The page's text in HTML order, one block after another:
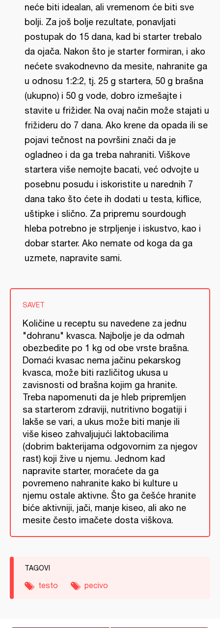
neće biti idealan, ali vremenom će biti sve
bolji. Za još bolje rezultate, ponavljati
postupak do 15 dana, kad bi starter trebalo
da ojača. Nakon što je starter formiran, i ako
nećete svakodnevno da mesite, nahranite ga
u odnosu 1:2:2, tj. 25 g startera, 50 g brašna
(ukupno) i 50 g vode, dobro izmešajte i
stavite u frižider. Na ovaj način može stajati u
frižideru do 7 dana. Ako krene da opada ili se
pojavi tečnost na površini znači da je
ogladneo i da ga treba nahraniti. Viškove
startera više nemojte bacati, već odvojte u
posebnu posudu i iskoristite u narednih 7
dana tako što ćete ih dodati u testa, kiflice,
uštipke i slično. Za pripremu sourdough
hleba potrebno je strpljenje i iskustvo, kao i
dobar starter. Ako nemate od koga da ga
uzmete, napravite sami.
SAVET
Količine u receptu su navedene za jednu
"dohranu" kvasca. Najbolje je da odmah
obezbedite po 1 kg od obe vrste brašna.
Domaći kvasac nema jačinu pekarskog
kvasca, može biti različitog ukusa u
zavisnosti od brašna kojim ga hranite.
Treba napomenuti da je hleb pripremljen
sa starterom zdraviji, nutritivno bogatiji i
lakše se vari, a ukus može biti manje ili
više kiseo zahvaljujući laktobacilima
(dobrim bakterijama odgovornim za njegov
rast) koji žive u njemu. Jednom kad
napravite starter, moraćete da ga
povremeno nahranite kako bi kulture u
njemu ostale aktivne. Što ga češće hranite
biće aktivniji, jači, manje kiseo, ali ako ne
mesite često imačete dosta viškova.
TAGOVI
testo pecivo